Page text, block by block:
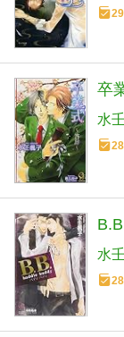
卒
水
水